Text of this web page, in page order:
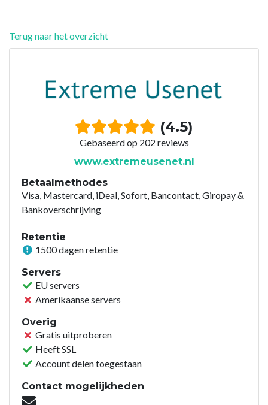
Terug naar het overzicht
(4.5)
Gebaseerd op 202 reviews
www.extremeusenet.nl
Betaalmethodes
Visa, Mastercard, iDeal, Sofort, Bancontact, Giropay &
Bankoverschrijving
Retentie
1500 dagen retentie
Servers
EU servers
Amerikaanse servers
Overig
Gratis uitproberen
Heeft SSL
Account delen toegestaan
Contact mogelijkheden